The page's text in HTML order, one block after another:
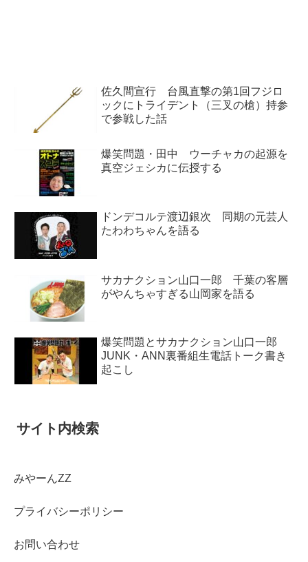
佐久間宣行 台風直撃の第1回フジロ
ックにトライデント（三叉の槍）持参
で参戦した話
爆笑問題・田中 ウーチャカの起源を
真空ジェシカに伝授する
ドンデコルテ渡辺銀次 同期の元芸人
たわわちゃんを語る
サカナクション山口一郎 千葉の客層
がやんちゃすぎる山岡家を語る
爆笑問題とサカナクション山口一郎
JUNK・ANN裏番組生電話トーク書き
起こし
サイト内検索
みやーんZZ
プライバシーポリシー
お問い合わせ